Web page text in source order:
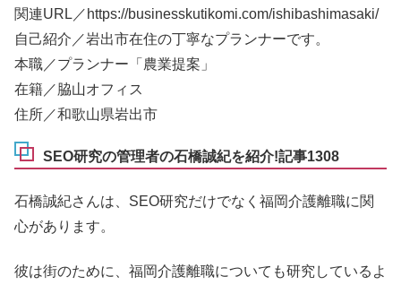
関連URL／https://businesskutikomi.com/ishibashimasaki/
自己紹介／岩出市在住の丁寧なプランナーです。
本職／プランナー「農業提案」
在籍／脇山オフィス
住所／和歌山県岩出市
SEO研究の管理者の石橋誠紀を紹介!記事1308
石橋誠紀さんは、SEO研究だけでなく福岡介護離職に関
心があります。
彼は街のために、福岡介護離職についても研究しているよ